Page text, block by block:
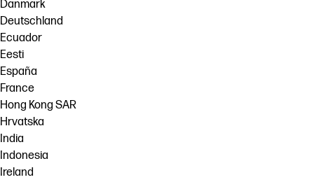
Danmark
Deutschland
Ecuador
Eesti
España
France
Hong Kong SAR
Hrvatska
India
Indonesia
Ireland